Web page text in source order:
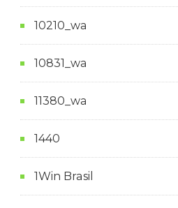
10210_wa
10831_wa
11380_wa
1440
1Win Brasil